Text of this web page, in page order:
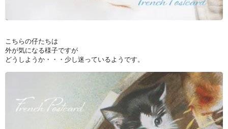
こちらの仔たちは
外が気になる様子ですが
どうしようか・・・少し迷っているようです。